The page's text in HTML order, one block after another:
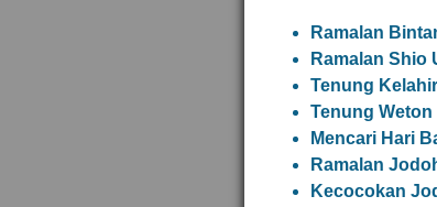
Ramalan
Ramalan Shio
Tenung
Tenung
Mencari Hari
Ramalan
Kecocokan